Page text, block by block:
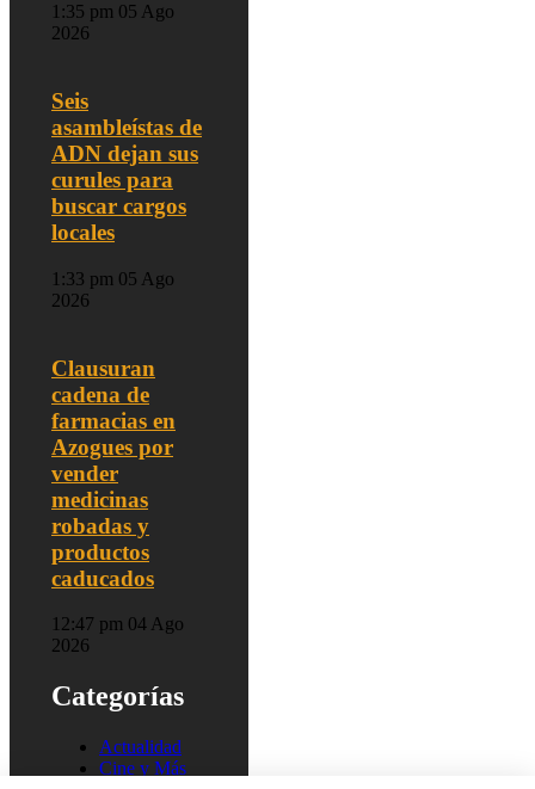
1:35 pm 05 Ago
2026
Seis
asambleístas de
ADN dejan sus
curules para
buscar cargos
locales
1:33 pm 05 Ago
2026
Clausuran
cadena de
farmacias en
Azogues por
vender
medicinas
robadas y
productos
caducados
12:47 pm 04 Ago
2026
Categorías
Actualidad
Cine y Más